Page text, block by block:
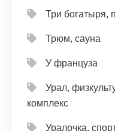
Три богатыря,
Трюм, сауна
У француза
Урал,
комплекс
Уралочка,